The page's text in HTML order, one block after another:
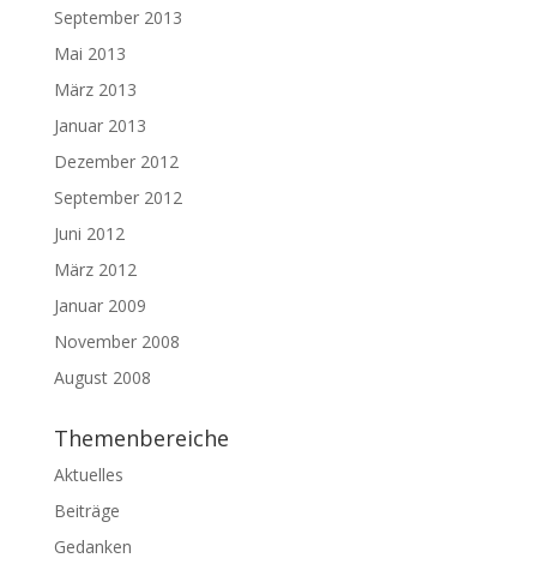
September 2013
Mai 2013
März 2013
Januar 2013
Dezember 2012
September 2012
Juni 2012
März 2012
Januar 2009
November 2008
August 2008
Themenbereiche
Aktuelles
Beiträge
Gedanken